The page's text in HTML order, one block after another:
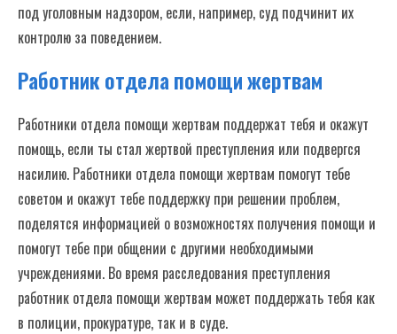
под уголовным надзором, если, например, суд подчинит их
контролю за поведением.
Работник отдела помощи жертвам
Работники отдела помощи жертвам поддержат тебя и окажут
помощь, если ты стал жертвой преступления или подвергся
насилию. Работники отдела помощи жертвам помогут тебе
советом и окажут тебе поддержку при решении проблем,
поделятся информацией о возможностях получения помощи и
помогут тебе при общении с другими необходимыми
учреждениями. Во время расследования преступления
работник отдела помощи жертвам может поддержать тебя как
в полиции, прокуратуре, так и в суде.